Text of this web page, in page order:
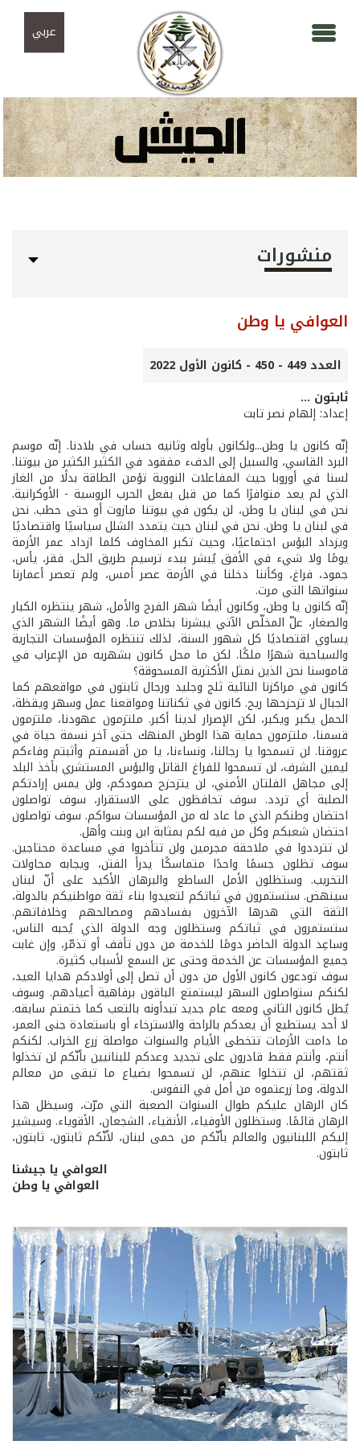
عربي
منشورات
العوافي يا وطن
العدد 449 - 450 - كانون الأول 2022
ثابتون ...
إعداد: إلهام نصر تابت
إنّه كانون يا وطن...ولكانون بأوله وثانيه حساب في بلادنا. إنّه موسم
البرد القاسي، والسبيل إلى الدفء مفقود في الكثير الكثير من بيوتنا.
لسنا في أوروبا حيث المفاعلات النووية تؤمن الطاقة بدلًا من الغاز
الذي لم يعد متوافرًا كما من قبل بفعل الحرب الروسية - الأوكرانية.
نحن في لبنان يا وطن، لن يكون في بيوتنا مازوت أو حتى حطب. نحن
في لبنان يا وطن. نحن في لبنان حيث يتمدد الشلل سياسيًا واقتصاديًا
ويزداد البؤس اجتماعيًا، وحيث تكبر المخاوف كلما ازداد عمر الأزمة
يومًا ولا شيء في الأفق يُبشر ببدء ترسيم طريق الحل. فقر، يأس،
جمود، فراغ، وكأننا دخلنا في الأزمة عصر أمس، ولم تعصر أعمارنا
سنواتها التي مرت.
إنّه كانون يا وطن، وكانون أيضًا شهر الفرح والأمل، شهر ينتظره الكبار
والصغار، علّ المخلّص الآتي يبشرنا بخلاص ما. وهو أيضًا الشهر الذي
يساوي اقتصاديًا كل شهور السنة، لذلك تنتظره المؤسسات التجارية
والسياحية شهرًا ملكًا. لكن ما محل كانون بشهريه من الإعراب في
قاموسنا نحن الذين نمثل الأكثرية المسحوقة؟
كانون في مراكزنا النائية ثلج وجليد ورجال ثابتون في مواقعهم كما
الجبال لا تزحزحها ريح. كانون في ثكناتنا ومواقعنا عمل وسهر ويقظة،
الحمل يكبر ويكبر، لكن الإصرار لدينا أكبر. ملتزمون عهودنا، ملتزمون
قسمنا، ملتزمون حماية هذا الوطن المنهك حتى آخر نسمة حياة في
عروقنا. لن تسمحوا يا رجالنا، ونساءنا، يا من أقسمتم وأثبتم وفاءكم
ليمين الشرف، لن تسمحوا للفراغ القاتل والبؤس المستشري بأخذ البلد
إلى مجاهل الفلتان الأمني، لن يتزحزح صمودكم، ولن يمس إرادتكم
الصلبة أي تردد. سوف تحافظون على الاستقرار، سوف تواصلون
احتضان وطنكم الذي ما عاد له من المؤسسات سواكم. سوف تواصلون
احتضان شعبكم وكل من فيه لكم بمثابة ابن وبنت وأهل.
لن تترددوا في ملاحقة مجرمين ولن تتأخروا في مساعدة محتاجين.
سوف تظلون جسمًا واحدًا متماسكًا يدرأ الفتن، ويجابه محاولات
التخريب. وستظلون الأمل الساطع والبرهان الأكيد على أنّ لبنان
سينهض. ستستمرون في ثباتكم لتعيدوا بناء ثقة مواطنيكم بالدولة،
الثقة التي هدرها الآخرون بفسادهم ومصالحهم وخلافاتهم.
ستستمرون في ثباتكم وستظلون وجه الدولة الذي يُحبه الناس،
وساعِد الدولة الحاضر دومًا للخدمة من دون تأفف أو تذمّر، وإن غابت
جميع المؤسسات عن الخدمة وحتى عن السمع لأسباب كثيرة.
سوف تودعون كانون الأول من دون أن تصل إلى أولادكم هدايا العيد،
لكنكم ستواصلون السهر ليستمتع الباقون برفاهية أعيادهم. وسوف
يُطل كانون الثاني ومعه عام جديد تبدأونه بالتعب كما ختمتم سابقه.
لا أحد يستطيع أن يعدكم بالراحة والاسترخاء أو باستعادة جنى العمر،
ما دامت الأزمات تتخطى الأيام والسنوات مواصلة زرع الخراب. لكنكم
أنتم، وأنتم فقط قادرون على تجديد وعدكم للبنانيين بأنّكم لن تخذلوا
ثقتهم، لن تتخلوا عنهم، لن تسمحوا بضياع ما تبقى من معالم
الدولة، وما زرعتموه من أمل في النفوس.
كان الرهان عليكم طوال السنوات الصعبة التي مرّت، وسيظل هذا
الرهان قائمًا. وستظلون الأوفياء، الأنقياء، الشجعان، الأقوياء. وسيشير
إليكم اللبنانيون والعالم بأنّكم من حمى لبنان، لأنّكم ثابتون، ثابتون،
ثابتون.
العوافي يا جيشنا
العوافي يا وطن